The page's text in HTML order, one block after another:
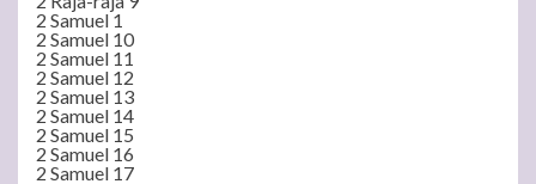
2 Samuel 1
2 Samuel 10
2 Samuel 11
2 Samuel 12
2 Samuel 13
2 Samuel 14
2 Samuel 15
2 Samuel 16
2 Samuel 17